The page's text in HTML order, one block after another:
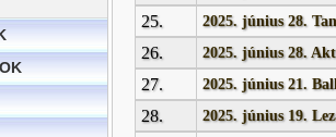
25. 2025. június 28.
26. 2025. június 28.
27. 2025. június 21.
28. 2025. június 19.